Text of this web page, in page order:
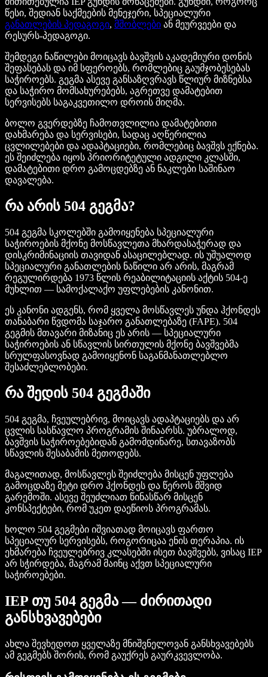
წესი, შედიან საქმეების მენეჯერი, სპეციალური
განათლების პედაგოგი, მშობლები ან მეურვეები და
რესურს-პედაგოგი.
შემდეგი ნაწილები მოიცავს ბავშვის აკადემიური დონის
შეფასებას და იმ სფეროებს, რომლებიც გაუმჯობესებას
საჭიროებს. გეგმა ასევე განსაზღვრავს წლიურ მიზნებსა
და საჭირო მომსახურებებს, აგრეთვე დამატებით
სერვისებს საგაკვეთილო დროის მიღმა.
ბოლო გვერდებზე ჩამოთვლილია დამატებითი
დახმარება და სერვისები, სადაც აღწერილია
ცვლილებები და ადაპტაციები, რომლებიც ბავშვს ექნება.
ეს შეიძლება იყოს პრიორიტეტული ადგილი კლასში,
დამატებითი დრო გამოცდებზე ან ნაკლები საშინაო
დავალება.
რა არის 504 გეგმა?
504 გეგმა სკოლებში გამოიყენება სპეციალური
საჭიროების მქონე მოსწავლეთა მხარდასაჭერად და
დისკრიმინაციის თავიდან ასაცილებლად. ის უშუალოდ
სპეციალური განათლების ნაწილი არ არის, მაგრამ
რეგულირდება 1973 წლის რეაბილიტაციის აქტის 504-ე
მუხლით — სამოქალაქო უფლებების კანონით.
ეს კანონი ადგენს, რომ ყველა მოსწავლეს უნდა ჰქონდეს
თანაბარი წვდომა საჯარო განათლებაზე (FAPE). 504
გეგმის მთავარი მიზანიც ეს არის — სპეციალური
საჭიროების ან სწავლის სირთულის მქონე ბავშვებმა
სრულფასოვნად გამოიყენონ საგანმანათლებლო
შესაძლებლობები.
რა შედის 504 გეგმაში
504 გეგმა, ჩვეულებრივ, მოიცავს ადაპტაციებს და არ
ცვლის სასწავლო პროგრამის შინაარსს. უბრალოდ,
ბავშვის საჭიროებებიდან გამომდინარე, სთავაზობს
სწავლის შესაბამის მეთოდებს.
მაგალითად, მოსწავლეს შეიძლება მისცენ უფლება
გამოცდაზე მეტი დრო ჰქონდეს და წეროს მშვიდ
გარემოში. ასევე შეუძლიათ წინასწარ მისცენ
კონსპექტები, რომ უკეთ დაეწიოს პროგრამას.
ხოლო 504 გეგმები იშვიათად მოიცავს ფართო
სპეციალურ სერვისებს, როგორიცაა ენის თერაპია. ის
ეხმარება ჩვეულებრივ კლასებში ისეთ ბავშვებს, ვისაც IEP
არ სჭირდება, მაგრამ მაინც აქვთ სპეციალური
საჭიროებები.
IEP თუ 504 გეგმა — ძირითადი
განსხვავებები
ახლა შევხედოთ ყველაზე მნიშვნელოვან განსხვავებებს
ამ გეგმებს შორის, რომ გაუქრეს გაურკვევლობა.